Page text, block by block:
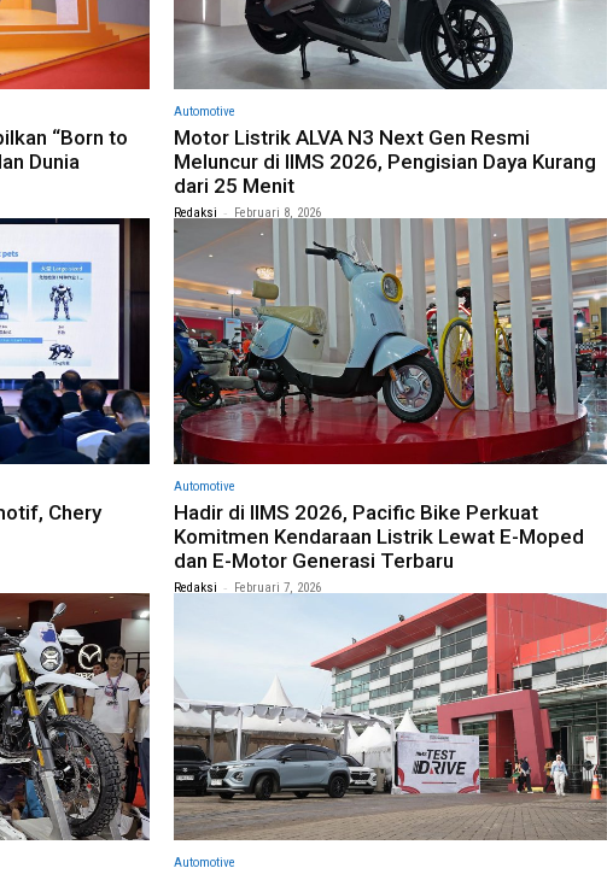
“Born to
Dunia
Automotive
Motor Listrik ALVA N3 Next Gen Resmi
Meluncur di IIMS 2026, Pengisian Daya Kurang
dari 25 Menit
Redaksi - Februari 8, 2026
Chery
Automotive
Hadir di IIMS 2026, Pacific Bike Perkuat
Komitmen Kendaraan Listrik Lewat E-Moped
dan E-Motor Generasi Terbaru
Redaksi - Februari 7, 2026
Automotive